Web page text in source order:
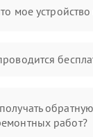
мое устройство
работ?